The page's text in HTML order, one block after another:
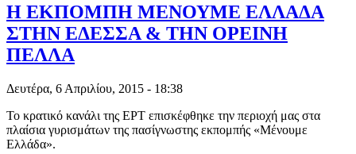
Η ΕΚΠΟΜΠΗ ΜΕΝΟΥΜΕ ΕΛΛΑΔΑ
ΣΤΗΝ ΕΔΕΣΣΑ & ΤΗΝ ΟΡΕΙΝΗ
ΠΕΛΛΑ
Δευτέρα, 6 Απριλίου, 2015 - 18:38
Το κρατικό κανάλι της ΕΡΤ επισκέφθηκε την περιοχή μας στα
πλαίσια γυρισμάτων της πασίγνωστης εκπομπής «Μένουμε
Ελλάδα».